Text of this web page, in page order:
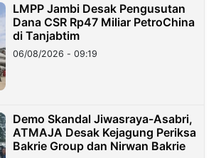
LMPP Jambi Desak Pengusutan
Dana CSR Rp47 Miliar PetroChina
di Tanjabtim
06/08/2026 - 09:19
Demo Skandal Jiwasraya-Asabri,
ATMAJA Desak Kejagung Periksa
Bakrie Group dan Nirwan Bakrie